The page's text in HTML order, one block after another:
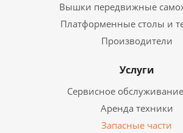
Вышки передвижные
Платформенные столы и
Производители
Услуги
Сервисное
Аренда техники
Запасные части